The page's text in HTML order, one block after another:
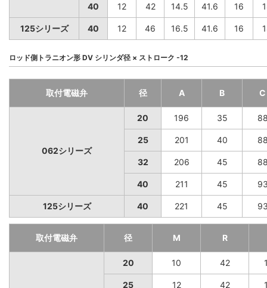
40 12 42 14.5 41.6 16
125シリーズ 40 12 46 16.5 41.6 16
ロッド側トラニオン形 DV シリンダ径 × ストローク -12
取付電磁弁 径 A B C
062シリーズ
20 196 35
25 201 40
32 206 45
40 211 45
125シリーズ 40 221 45
取付電磁弁 径 M R
20 10 42
25 12 42